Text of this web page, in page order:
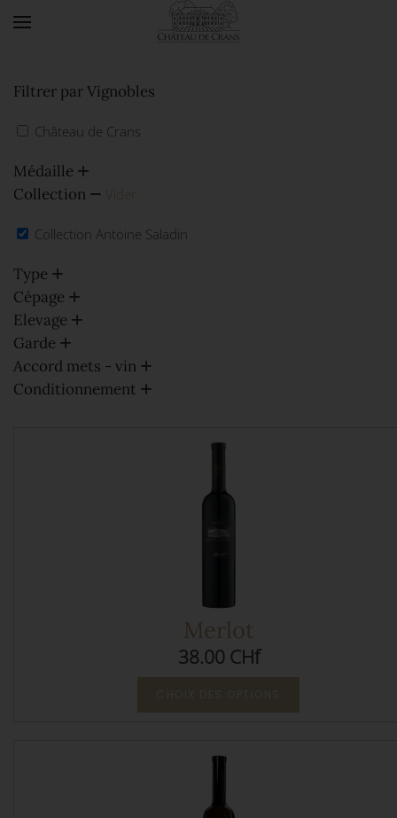
Filtrer par Vignobles
Château de Crans
Médaille
Collection
Vider
Collection Antoine Saladin
Type
Cépage
Elevage
Garde
Accord mets - vin
Conditionnement
Merlot
38.00 CHf